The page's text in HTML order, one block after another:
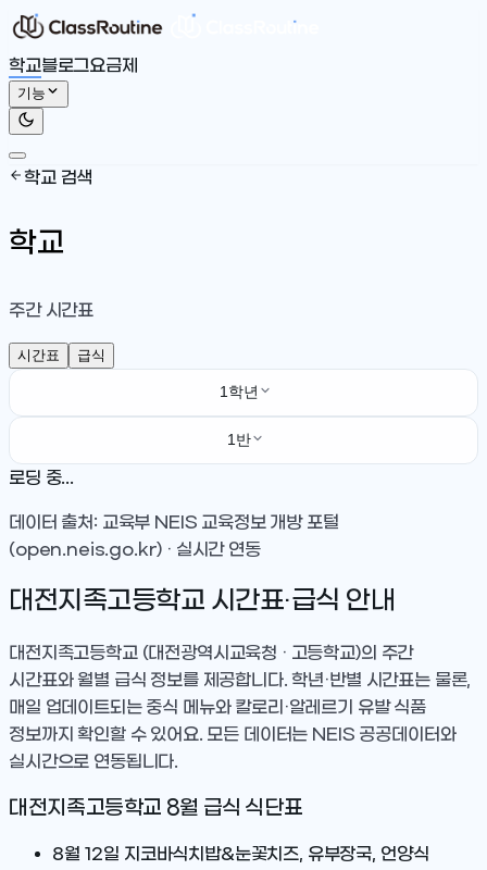
학교블로그요금제
기능
학교 검색
학교
주간 시간표
시간표 급식
1학년
1반
로딩 중...
데이터 출처: 교육부 NEIS 교육정보 개방 포털
(open.neis.go.kr) · 실시간 연동
대전지족고등학교 시간표·급식 안내
대전지족고등학교(대전광역시교육청 · 고등학교)의 주간
시간표와 월별 급식 정보를 제공합니다. 학년·반별 시간표는 물론,
매일 업데이트되는 중식 메뉴와 칼로리·알레르기 유발 식품
정보까지 확인할 수 있어요. 모든 데이터는 NEIS 공공데이터와
실시간으로 연동됩니다.
대전지족고등학교 8월 급식 식단표
8월 12일 지코바식치밥&눈꽃치즈, 유부장국, 언양식